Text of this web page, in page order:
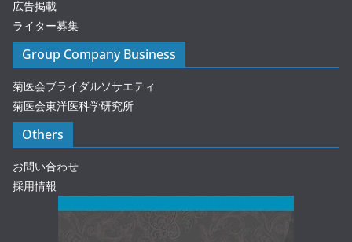
広告掲載
ライター募集
Group Company Business
菊医会ブライダルソサエティ
菊医会東洋医科学研究所
Others
お問い合わせ
採用情報